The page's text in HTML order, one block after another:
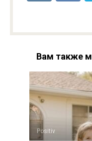
Вам также
Positiv